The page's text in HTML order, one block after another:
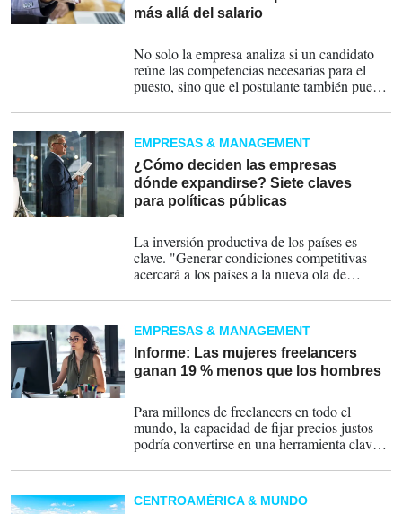
más allá del salario
No solo la empresa analiza si un candidato
reúne las competencias necesarias para el
puesto, sino que el postulante también puede
expectativas profesionales y personales.
EMPRESAS & MANAGEMENT
¿Cómo deciden las empresas
dónde expandirse? Siete claves
para políticas públicas
La inversión productiva de los países es
clave. "Generar condiciones competitivas
acercará a los países a la nueva ola de
manufactura avanzada"; advierte McKinsey.
EMPRESAS & MANAGEMENT
Informe: Las mujeres freelancers
ganan 19 % menos que los hombres
Para millones de freelancers en todo el
mundo, la capacidad de fijar precios justos
podría convertirse en una herramienta clave
presente incluso en la economía digital.
CENTROAMÉRICA & MUNDO